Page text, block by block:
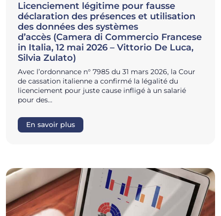
Licenciement légitime pour fausse
déclaration des présences et utilisation
des données des systèmes
d’accès (Camera di Commercio Francese
in Italia, 12 mai 2026 – Vittorio De Luca,
Silvia Zulato)
Avec l’ordonnance n° 7985 du 31 mars 2026, la Cour
de cassation italienne a confirmé la légalité du
licenciement pour juste cause infligé à un salarié
pour des…
En savoir plus